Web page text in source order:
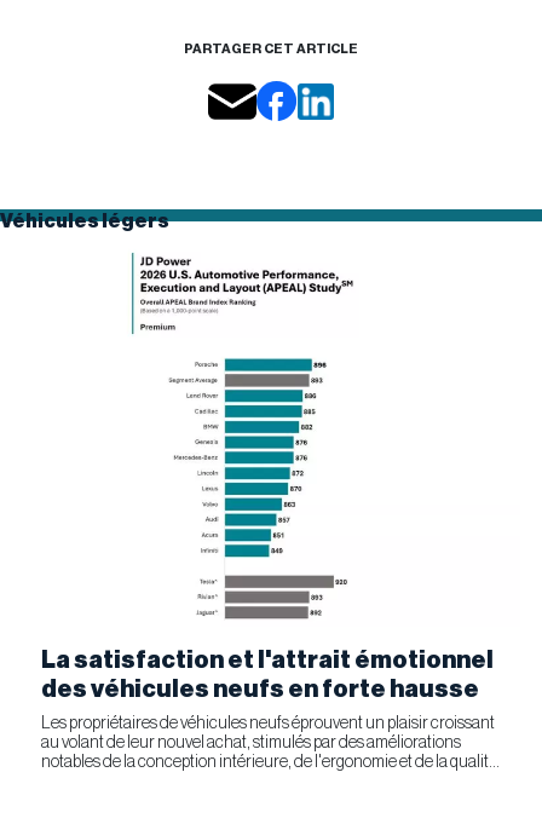
PARTAGER CET ARTICLE
Véhicules légers
La satisfaction et l'attrait émotionnel
des véhicules neufs en forte hausse
Les propriétaires de véhicules neufs éprouvent un plaisir croissant
au volant de leur nouvel achat, stimulés par des améliorations
notables de la conception intérieure, de l'ergonomie et de la qualité